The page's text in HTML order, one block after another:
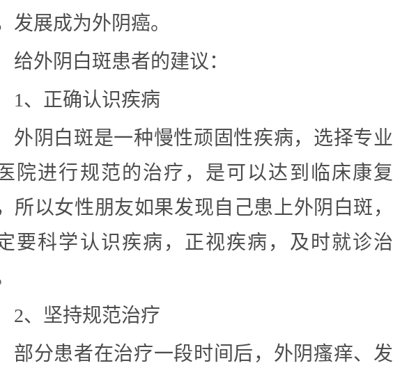
发展成为外阴癌。
给外阴白斑患者的建议：
1、正确认识疾病
外阴白斑是一种慢性顽固性疾病，选择专业
院进行规范的治疗，是可以达到临床康复
所以女性朋友如果发现自己患上外阴白斑，
要科学认识疾病，正视疾病，及时就诊治
2、坚持规范治疗
部分患者在治疗一段时间后，外阴瘙痒、发